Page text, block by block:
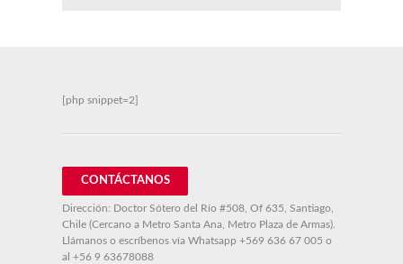
[php snippet=2]
CONTÁCTANOS
Dirección: Doctor Sótero del Río #508, Of 635, Santiago,
Chile (Cercano a Metro Santa Ana, Metro Plaza de Armas).
Llámanos o escríbenos vía Whatsapp +569 636 67 005 o
al +56 9 63678088